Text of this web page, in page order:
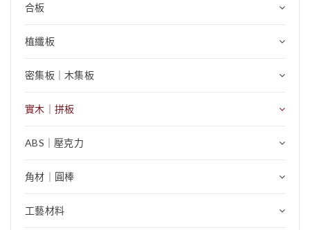
合板
植纖板
密集板｜木集板
實木｜拼板
ABS｜壓克力
角材｜圓棒
工藝材料